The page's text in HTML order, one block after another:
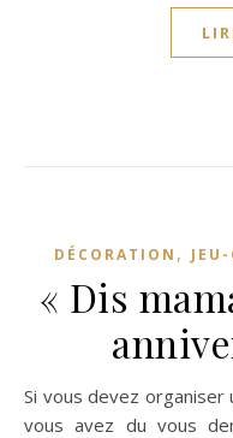
DÉCORATION ,
« Dis
Si vous devez organiser un goûter pour un de vos enfants,
vous avez du vous